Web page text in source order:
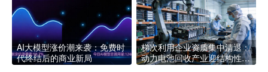
AI大模型涨价潮来袭：免费时
代终结后的商业新局
梯次利用企业资质集中清退：
动力电池回收产业迎结构性洗